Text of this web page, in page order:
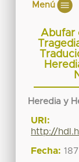
Menú
Abufar
Heredia y
URI:
http://
Fecha: